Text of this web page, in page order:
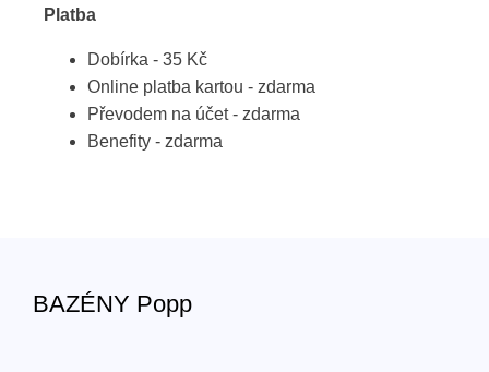
Platba
Dobírka - 35 Kč
Online platba kartou - zdarma
Převodem na účet - zdarma
Benefity - zdarma
BAZÉNY Popp